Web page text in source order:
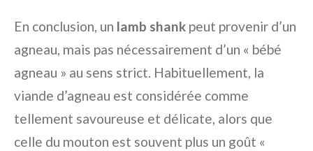
En conclusion, un lamb shank peut provenir d’un
agneau, mais pas nécessairement d’un « bébé
agneau » au sens strict. Habituellement, la
viande d’agneau est considérée comme
tellement savoureuse et délicate, alors que
celle du mouton est souvent plus un goût «